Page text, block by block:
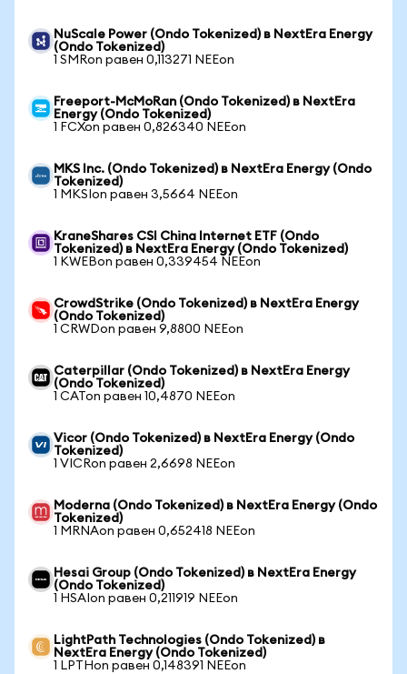
NuScale Power (Ondo Tokenized) в NextEra Energy
(Ondo Tokenized)
1 SMRon равен 0,113271 NEEon
Freeport-McMoRan (Ondo Tokenized) в NextEra
Energy (Ondo Tokenized)
1 FCXon равен 0,826340 NEEon
MKS Inc. (Ondo Tokenized) в NextEra Energy (Ondo
Tokenized)
1 MKSIon равен 3,5664 NEEon
KraneShares CSI China Internet ETF (Ondo
Tokenized) в NextEra Energy (Ondo Tokenized)
1 KWEBon равен 0,339454 NEEon
CrowdStrike (Ondo Tokenized) в NextEra Energy
(Ondo Tokenized)
1 CRWDon равен 9,8800 NEEon
Caterpillar (Ondo Tokenized) в NextEra Energy
(Ondo Tokenized)
1 CATon равен 10,4870 NEEon
Vicor (Ondo Tokenized) в NextEra Energy (Ondo
Tokenized)
1 VICRon равен 2,6698 NEEon
Moderna (Ondo Tokenized) в NextEra Energy (Ondo
Tokenized)
1 MRNAon равен 0,652418 NEEon
Hesai Group (Ondo Tokenized) в NextEra Energy
(Ondo Tokenized)
1 HSAIon равен 0,211919 NEEon
LightPath Technologies (Ondo Tokenized) в
NextEra Energy (Ondo Tokenized)
1 LPTHon равен 0,148391 NEEon